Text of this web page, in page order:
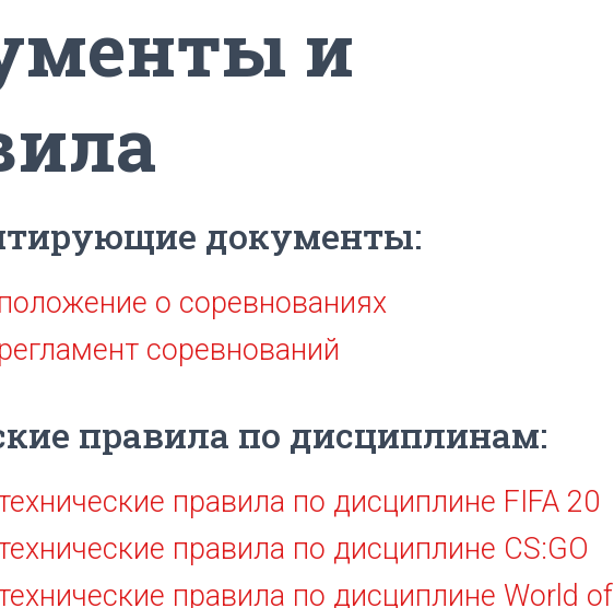
и
документы:
о соревнованиях
соревнований
правила по дисциплинам:
правила по дисциплине FIFA 20
правила по дисциплине CS:GO
правила по дисциплине World of